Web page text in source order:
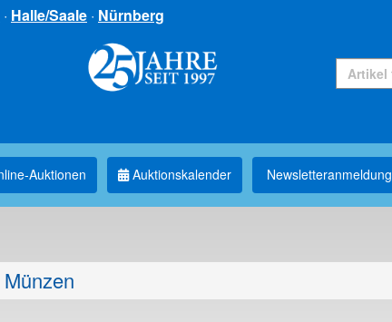
· Halle/Saale · Nürnberg
Auktionen Auktionskalender Newsletter­anmeldung